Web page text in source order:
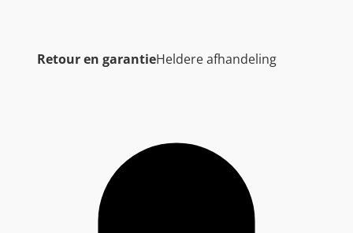
Retour en garantieHeldere afhandeling